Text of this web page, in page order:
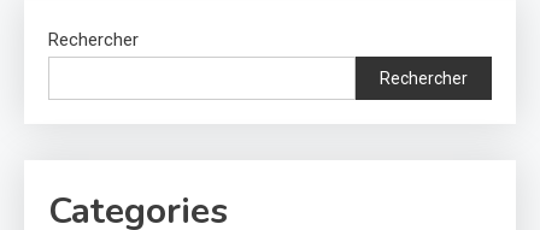
Rechercher
Rechercher
Categories